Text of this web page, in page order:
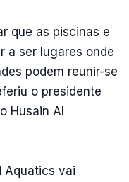
que as piscinas e
a ser lugares onde
podem reunir-se
o presidente
Husain Al
Aquatics vai